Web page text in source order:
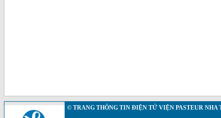
© TRANG THÔNG TIN ĐIỆN TỬ VIỆN PASTEUR NHA